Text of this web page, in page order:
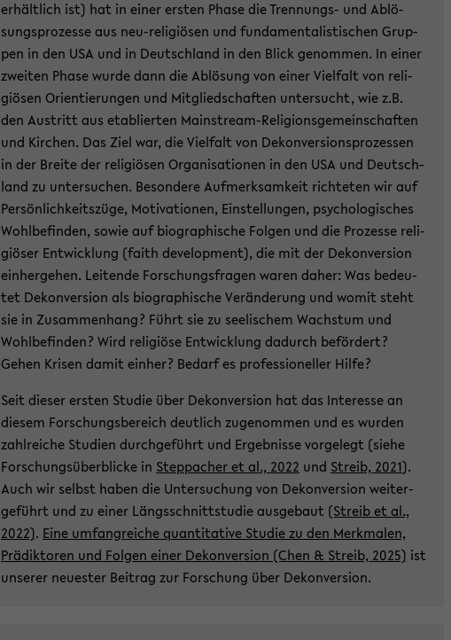
er­hält­lich ist) hat in einer ers­ten Phase die Trennungs-​ und Ab­lö­
sungs­pro­zes­se aus neu-​religiösen und fun­da­men­ta­lis­ti­schen Grup­
pen in den USA und in Deutsch­land in den Blick ge­nom­men. In einer
zwei­ten Phase wurde dann die Ab­lö­sung von einer Viel­falt von re­li­
giö­sen Ori­en­tie­run­gen und Mit­glied­schaf­ten un­ter­sucht, wie z.B.
den Aus­tritt aus eta­blier­ten Mainstream-​Religionsgemeinschaften
und Kir­chen. Das Ziel war, die Viel­falt von De­kon­ver­si­ons­pro­zes­sen
in der Brei­te der re­li­giö­sen Or­ga­ni­sa­tio­nen in den USA und Deutsch­
land zu un­ter­su­chen. Be­son­de­re Auf­merk­sam­keit rich­te­ten wir auf
Per­sön­lich­keits­zü­ge, Mo­ti­va­tio­nen, Ein­stel­lun­gen, psy­cho­lo­gi­sches
Wohl­be­fin­den, sowie auf bio­gra­phi­sche Fol­gen und die Pro­zes­se re­li­
giö­ser Ent­wick­lung (faith de­ve­lo­p­ment), die mit der De­kon­ver­si­on
ein­her­ge­hen. Lei­ten­de For­schungs­fra­gen waren daher: Was be­deu­
tet De­kon­ver­si­on als bio­gra­phi­sche Ver­än­de­rung und womit steht
sie in Zu­sam­men­hang? Führt sie zu see­li­schem Wachs­tum und
Wohl­be­fin­den? Wird re­li­giö­se Ent­wick­lung da­durch be­för­dert?
Gehen Kri­sen damit ein­her? Be­darf es pro­fes­sio­nel­ler Hilfe?
Seit die­ser ers­ten Stu­die über De­kon­ver­si­on hat das In­ter­es­se an
die­sem For­schungs­be­reich deut­lich zu­ge­nom­men und es wur­den
zahl­rei­che Stu­di­en durch­ge­führt und Er­geb­nis­se vor­ge­legt (siehe
For­schungs­über­bli­cke in Stepp­a­cher et al., 2022 und Streib, 2021).
Auch wir selbst haben die Un­ter­su­chung von De­kon­ver­si­on wei­ter­
ge­führt und zu einer Längs­schnitt­stu­die aus­ge­baut (Streib et al.,
2022). Eine um­fang­rei­che quan­ti­ta­ti­ve Stu­die zu den Merk­ma­len,
Prä­dik­to­ren und Fol­gen einer De­kon­ver­si­on (Chen & Streib, 2025) ist
un­se­rer neu­es­ter Bei­trag zur For­schung über De­kon­ver­si­on.